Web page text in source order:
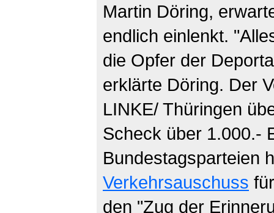
Martin Döring,
endlich einlenkt.
die Opfer der
erklärte Döring. Der
LINKE/ Thüringen
Scheck über 1.000.-
Bundestagsparteien
Verkehrsauschuss
den "Zug der